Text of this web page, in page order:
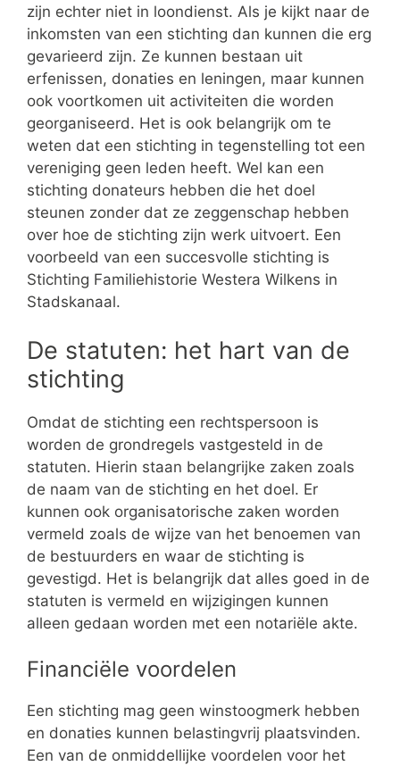
zijn echter niet in loondienst. Als je kijkt naar de
inkomsten van een stichting dan kunnen die erg
gevarieerd zijn. Ze kunnen bestaan uit
erfenissen, donaties en leningen, maar kunnen
ook voortkomen uit activiteiten die worden
georganiseerd. Het is ook belangrijk om te
weten dat een stichting in tegenstelling tot een
vereniging geen leden heeft. Wel kan een
stichting donateurs hebben die het doel
steunen zonder dat ze zeggenschap hebben
over hoe de stichting zijn werk uitvoert. Een
voorbeeld van een succesvolle stichting is
Stichting Familiehistorie Westera Wilkens in
Stadskanaal.
De statuten: het hart van de
stichting
Omdat de stichting een rechtspersoon is
worden de grondregels vastgesteld in de
statuten. Hierin staan belangrijke zaken zoals
de naam van de stichting en het doel. Er
kunnen ook organisatorische zaken worden
vermeld zoals de wijze van het benoemen van
de bestuurders en waar de stichting is
gevestigd. Het is belangrijk dat alles goed in de
statuten is vermeld en wijzigingen kunnen
alleen gedaan worden met een notariële akte.
Financiële voordelen
Een stichting mag geen winstoogmerk hebben
en donaties kunnen belastingvrij plaatsvinden.
Een van de onmiddellijke voordelen voor het